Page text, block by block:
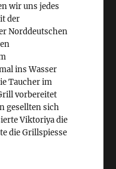
wir uns jedes
der
Norddeutschen
ins Wasser
Taucher im
vorbereitet
gesellten sich
Viktoriya die
die Grillspiesse